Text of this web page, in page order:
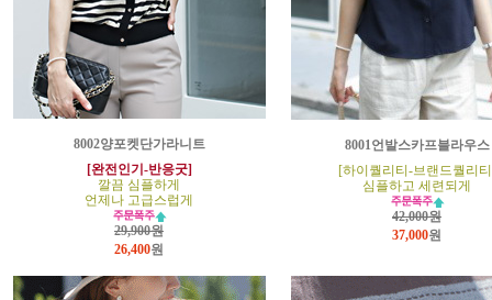
8002양포켓단가라니트
[완전인기-반응굿]
깔끔 심플하게
언제나 고급스럽게
29,900원
26,400원
8001언발스카프블라우스
[하이퀄리티-브랜드퀄리
심플하고 세련되게
42,000원
37,000원